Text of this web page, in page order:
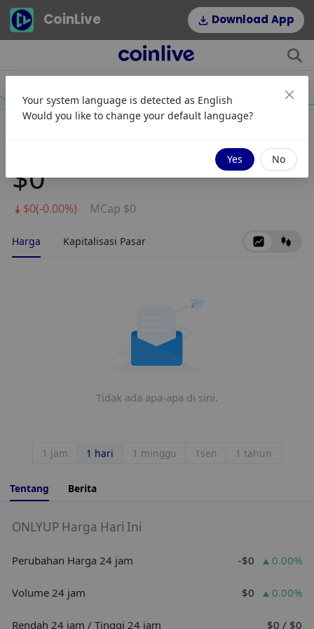
CoinLive Download App
2.64%
1.16%
$0
$0(-0.00%) MCap $0
Harga Kapitalisasi Pasar
Tidak ada apa-apa di sini.
1 jam 1 hari 1 minggu 1sen 1 tahun
Tentang Berita
ONLYUP Harga Hari Ini
Perubahan Harga 24 jam -$0 0.00%
Volume 24 jam $0 0.00%
Rendah 24 jam / Tinggi 24 jam $0 / $0
Your system language is detected as English
Would you like to change your default language?
Yes No